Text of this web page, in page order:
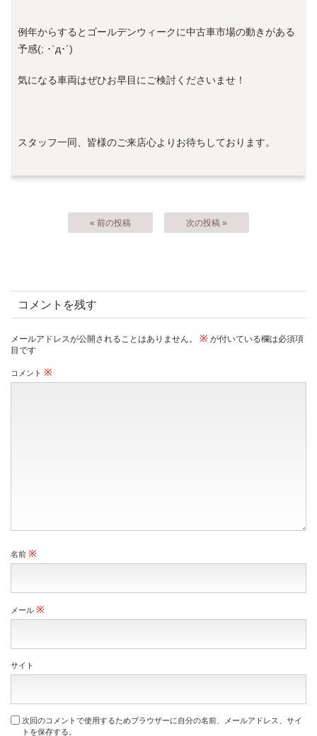
例年からするとゴールデンウィークに中古車市場の動きがある
予感(; ･`д･´)
気になる車両はぜひお早目にご検討くださいませ！
スタッフ一同、皆様のご来店心よりお待ちしております。
« 前の投稿 次の投稿 »
コメントを残す
メールアドレスが公開されることはありません。 ※ が付いている欄は必須項
目です
コメント ※
名前 ※
メール ※
サイト
次回のコメントで使用するためブラウザーに自分の名前、メールアドレス、サイ
トを保存する。